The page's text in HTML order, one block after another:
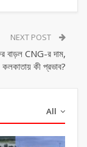
NEXT POST
বাড়ল CNG-র দাম,
কলকাতায় কী প্রভাব?
All